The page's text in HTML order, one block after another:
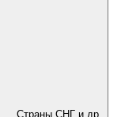
Страны СНГ и др.